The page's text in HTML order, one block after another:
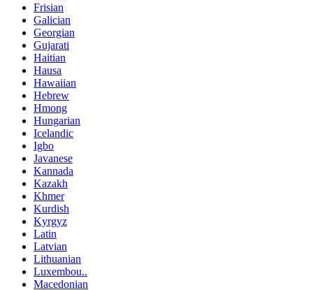
Frisian
Galician
Georgian
Gujarati
Haitian
Hausa
Hawaiian
Hebrew
Hmong
Hungarian
Icelandic
Igbo
Javanese
Kannada
Kazakh
Khmer
Kurdish
Kyrgyz
Latin
Latvian
Lithuanian
Luxembou..
Macedonian